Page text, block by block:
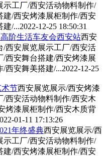
工厂/西安活动物料制作/
建/西安烤漆展柜制作/西安
建/...2022-12-25 18:50:31
阶生活车友会西安站西安
/西安展览展示工厂/西安活
/西安舞台搭建/西安烤漆展
西安舞美搭建/...2022-12-25
术节西安展览展示/西安烤漆
/西安活动物料制作/西安木
烤漆展柜制作/西安木质背
01-11 17:13:26
年终盛典西安展览展示/西
工厂/西安活动物料制作/
建/西安烤漆展柜制作/西安